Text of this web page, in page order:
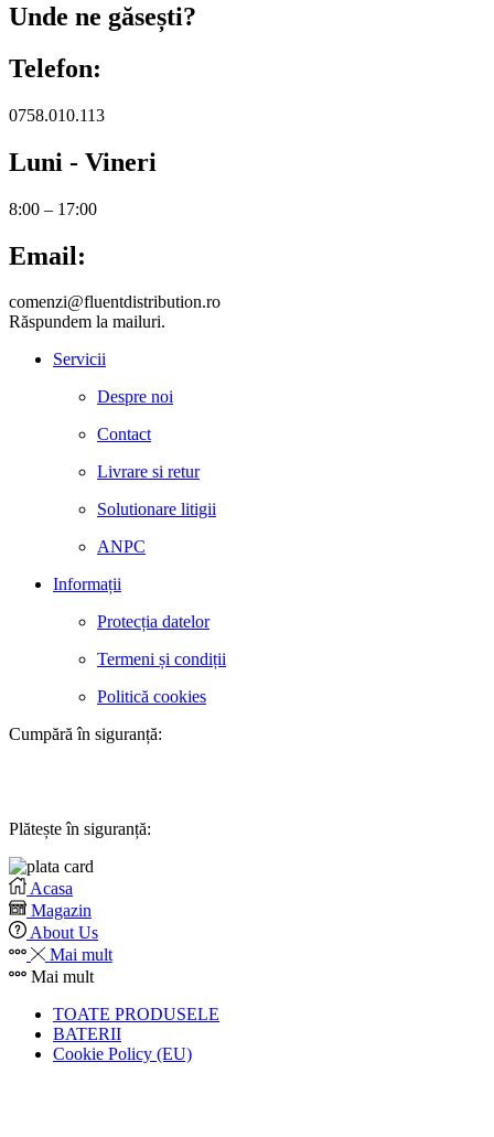
Unde ne găsești?
Telefon:
0758.010.113
Luni - Vineri
8:00 – 17:00
Email:
comenzi@fluentdistribution.ro
Răspundem la mailuri.
Servicii
Despre noi
Contact
Livrare si retur
Solutionare litigii
ANPC
Informații
Protecția datelor
Termeni și condiții
Politică cookies
Cumpără în siguranță:
Plătește în siguranță:
Acasa
Magazin
About Us
Mai mult
Mai mult
TOATE PRODUSELE
BATERII
Cookie Policy (EU)